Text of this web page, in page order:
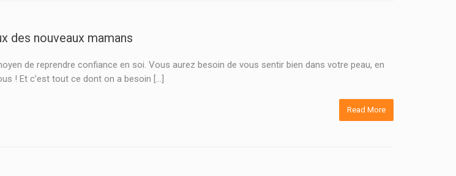
des nouveaux mamans
de reprendre confiance en soi. Vous aurez besoin de vous sentir bien dans votre peau, en
! Et c’est tout ce dont on a besoin […]
Read More